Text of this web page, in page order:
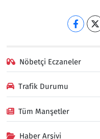
Nöbetçi Eczaneler
Trafik Durumu
Tüm Manşetler
Haber Arşivi